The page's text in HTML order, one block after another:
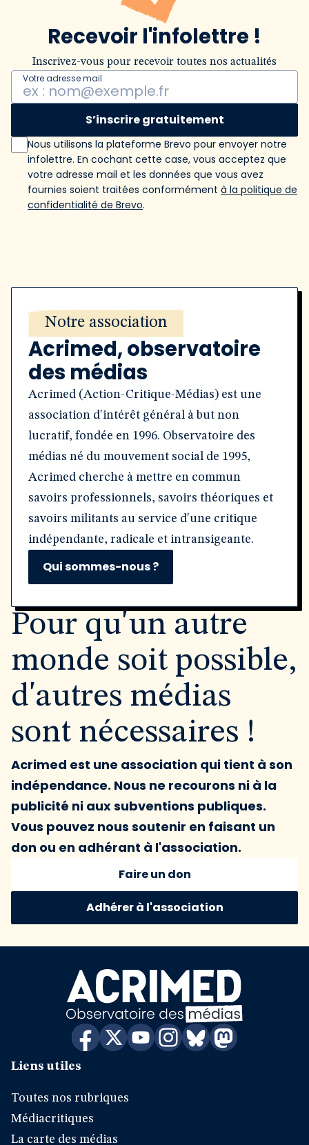
Recevoir l'infolettre !
Inscrivez-vous pour recevoir toutes nos actualités
Votre adresse mail
S’inscrire gratuitement
Nous utilisons la plateforme Brevo pour envoyer notre
infolettre. En cochant cette case, vous acceptez que
votre adresse mail et les données que vous avez
fournies soient traitées conformément à la politique de
confidentialité de Brevo.
Notre association
Acrimed, observatoire
des médias
Acrimed (Action-Critique-Médias) est une
association d'intérêt général à but non
lucratif, fondée en 1996. Observatoire des
médias né du mouvement social de 1995,
Acrimed cherche à mettre en commun
savoirs professionnels, savoirs théoriques et
savoirs militants au service d'une critique
indépendante, radicale et intransigeante.
Qui sommes-nous ?
Pour qu'un autre
monde soit possible,
d'autres médias
sont nécessaires !
Acrimed est une association qui tient à son
indépendance. Nous ne recourons ni à la
publicité ni aux subventions publiques.
Vous pouvez nous soutenir en faisant un
don ou en adhérant à l'association.
Faire un don
Adhérer à l'association
Liens utiles
Toutes nos rubriques
Médiacritiques
La carte des médias